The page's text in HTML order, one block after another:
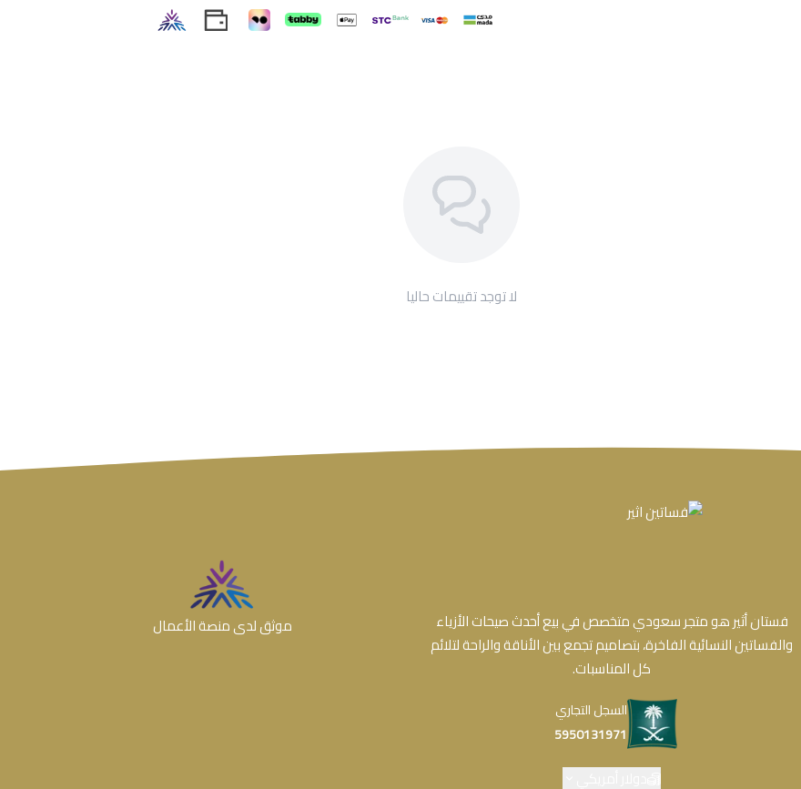
لا توجد تقييمات حاليا
فستان أثير هو متجر سعودي متخصص في بيع أحدث صيحات الأزياء
والفساتين النسائية الفاخرة، بتصاميم تجمع بين الأناقة والراحة لتلائم
كل المناسبات.
السجل التجاري
5950131971
موثق لدى منصة الأعمال